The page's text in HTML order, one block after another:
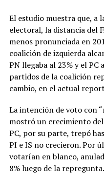
El estudio muestra que, a
electoral, la distancia del
menos pronunciada en
coalición de izquierda
PN llegaba al 23% y el PC
partidos de la coalición
cambio, en el actual
La intención de voto con
mostró un crecimiento del
PC, por su parte, trepó
PI e IS no crecieron. Por
votarían en blanco,
8% luego de la repregunta.